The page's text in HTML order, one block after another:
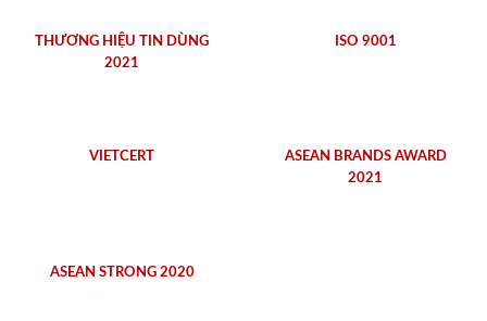
THƯƠNG HIỆU TIN DÙNG
2021
ISO 9001
VIETCERT
ASEAN BRANDS AWARD
2021
ASEAN STRONG 2020